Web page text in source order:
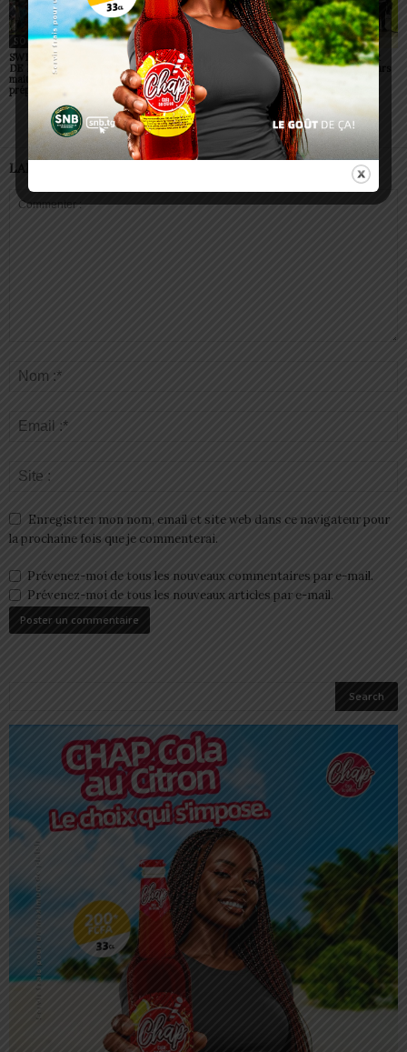
SOCIÉTÉ
SWEDD+ Togo / ECOLE
DE LA CHANCE : les
maitres-artisans se
préparent à transmettre
SOCIÉTÉ
Glory Night 2026: Sonnie
Badu fait chanter des
milliers de personnes à
Lomé
SOCIÉTÉ
Vogan : AGRI-ESPOIR
récompense les meilleurs
talents
LAISSER UN COMMENTAIRE
Enregistrer mon nom, email et site web dans ce navigateur pour
la prochaine fois que je commenterai.
Prévenez-moi de tous les nouveaux commentaires par e-mail.
Prévenez-moi de tous les nouveaux articles par e-mail.